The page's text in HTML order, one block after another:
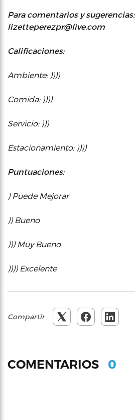
Para comentarios y sugerencias:
lizetteperezpr@live.com
Calificaciones:
Ambiente: ))))
Comida: ))))
Servicio: )))
Estacionamiento: ))))
Puntuaciones:
) Puede Mejorar
)) Bueno
))) Muy Bueno
)))) Excelente
Compartir
COMENTARIOS 0